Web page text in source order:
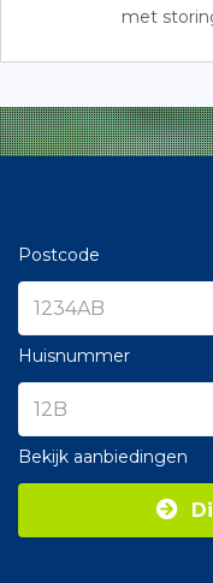
met
Postcode
Huisnummer
Bekijk aanbiedingen